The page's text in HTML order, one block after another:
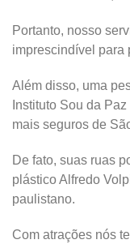
Portanto, nosso
imprescindível para
Além disso, uma
Instituto Sou da
mais seguros de
De fato, suas ruas
plástico Alfredo
paulistano.
Com atrações nós